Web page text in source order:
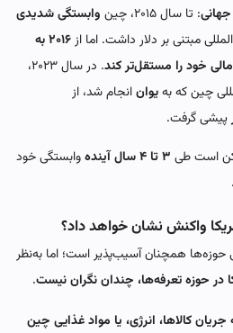
جهانی: تا سال ۲۰۱۵، چین
وابستگی شدیدی
مبتنی بر دلار داشت. اما از
۲۰۱۶ به
خود را مستقل‌تر کند
. در سال ۲۰۲۳،
چین که بهیوانانجام شد، از
پیشی گرفت.
است طی ۳ تا ۴ سال آینده
وابستگی خود
واکنش نشان خواهد داد؟
حوزه‌ها همچنان آسیب‌پذیر است؛ اما به‌نظر
در حوزه تعرفه‌ها، چندان نگران نیست.
جریان کالاها، انرژی، یا مواد غذایی چین